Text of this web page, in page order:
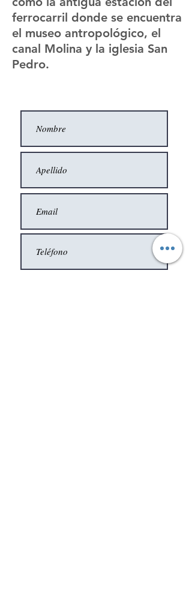
ferrocarril donde se encuentra
el museo antropológico, el
canal Molina y la iglesia San
Pedro.